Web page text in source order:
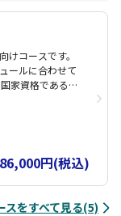
けコースです。
ールに合わせて
家資格である
ます！ ・学科は
学習可能です。
講習：10時間
円(税込)
スをすべて見る(5)